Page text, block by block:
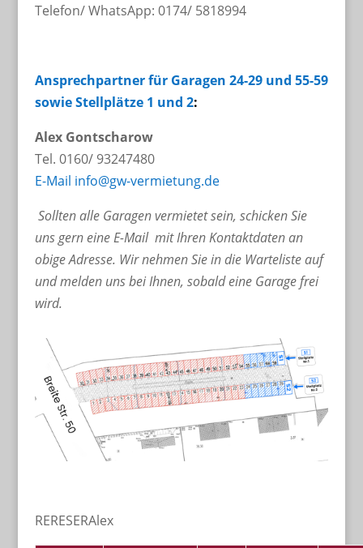
Telefon/ WhatsApp: 0174/ 5818994
Ansprechpartner für Garagen 24-29 und 55-59
sowie Stellplätze 1 und 2:
Alex Gontscharow
Tel. 0160/ 93247480
E-Mail info@gw-vermietung.de
Sollten alle Garagen vermietet sein, schicken Sie
uns gern eine E-Mail mit Ihren Kontaktdaten an
obige Adresse. Wir nehmen Sie in die Warteliste auf
undmelden uns bei Ihnen, sobald eine Garage frei
wird.
RERESERAlex